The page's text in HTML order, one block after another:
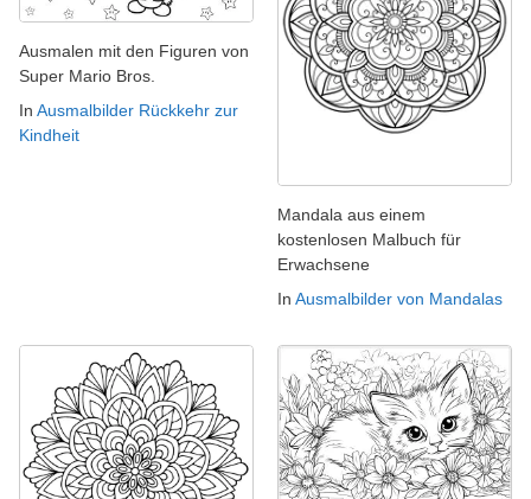
Ausmalen mit den Figuren von
Super Mario Bros.
In Ausmalbilder Rückkehr zur
Kindheit
Mandala aus einem
kostenlosen Malbuch für
Erwachsene
In Ausmalbilder von Mandalas